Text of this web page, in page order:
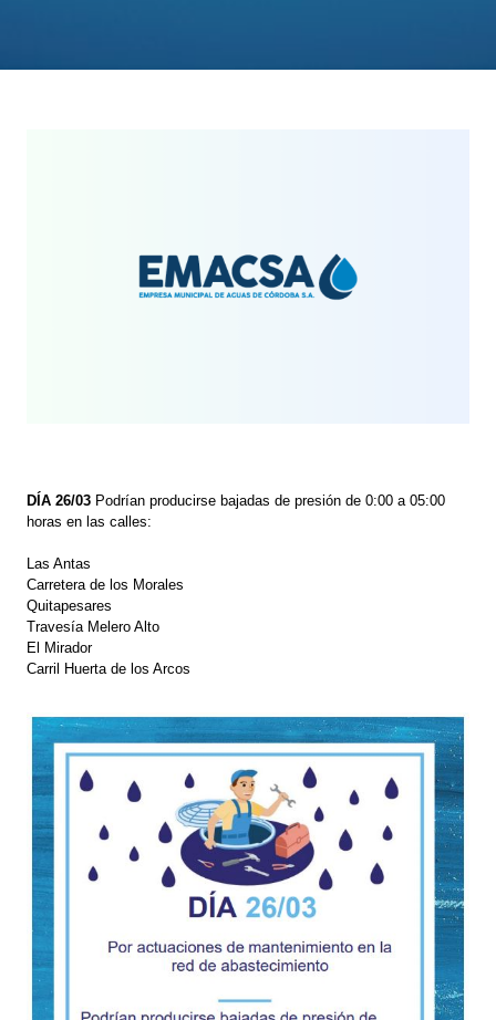
DÍA 26/03 Podrían producirse bajadas de presión de 0:00 a 05:00
horas en las calles:
Las Antas
Carretera de los Morales
Quitapesares
Travesía Melero Alto
El Mirador
Carril Huerta de los Arcos